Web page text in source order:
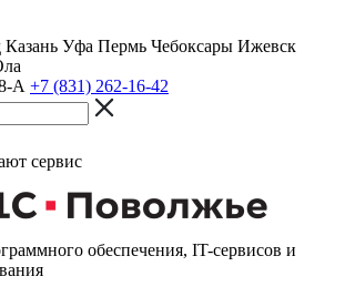
Казань Уфа Пермь Чебоксары Ижевск
А +7 (831) 262-16-42
сервис
обеспечения, IT-сервисов и